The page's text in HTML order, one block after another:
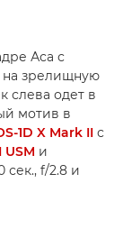
Аса с
на зрелищную
слева одет в
мотив в
1D X Mark II с
и
f/2.8 и